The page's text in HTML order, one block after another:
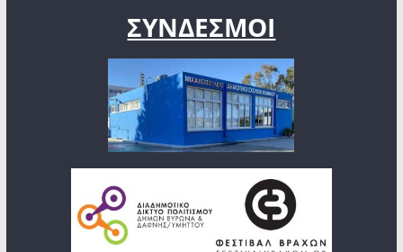
ΣΥΝΔΕΣΜΟΙ